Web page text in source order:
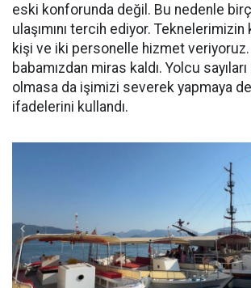
eski konforunda değil. Bu nedenle
ulaşımını tercih ediyor.
kişi ve iki personelle hizmet
babamızdan miras kaldı. Yolcu
olmasa da işimizi severek yapmaya
ifadelerini kullandı.